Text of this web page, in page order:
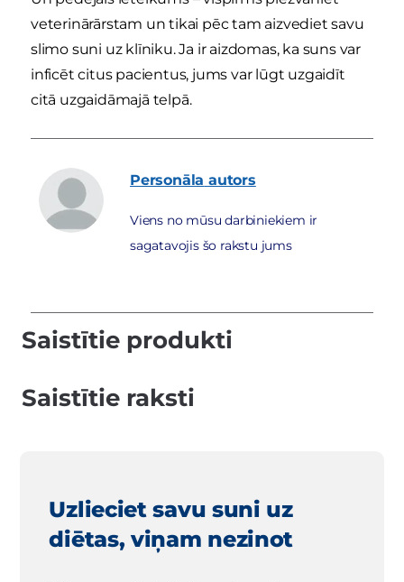
veterinārārstam un tikai pēc tam aizvediet savu
slimo suni uz klīniku. Ja ir aizdomas, ka suns var
inficēt citus pacientus, jums var lūgt uzgaidīt
citā uzgaidāmajā telpā.
Personāla autors
Viens no mūsu darbiniekiem ir
sagatavojis šo rakstu jums
Saistītie produkti
Saistītie raksti
Uzlieciet savu suni uz
diētas, viņam nezinot